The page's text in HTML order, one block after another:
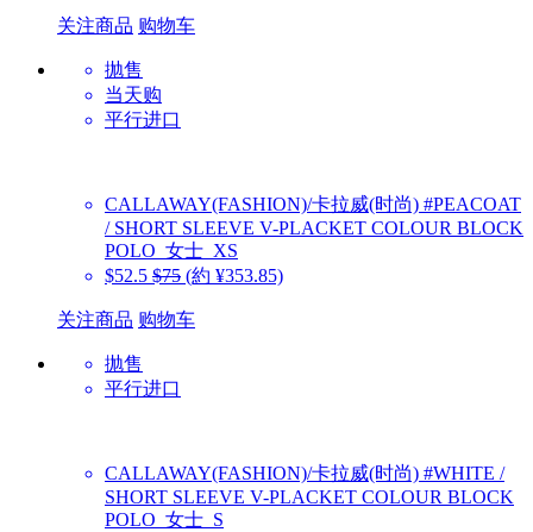
关注商品 购物车
抛售
当天购
平行进口
CALLAWAY(FASHION)/卡拉威(时尚) #PEACOAT
/ SHORT SLEEVE V-PLACKET COLOUR BLOCK
POLO_女士_XS
$52.5 $75 (約 ¥353.85)
关注商品 购物车
抛售
平行进口
CALLAWAY(FASHION)/卡拉威(时尚) #WHITE /
SHORT SLEEVE V-PLACKET COLOUR BLOCK
POLO_女士_S